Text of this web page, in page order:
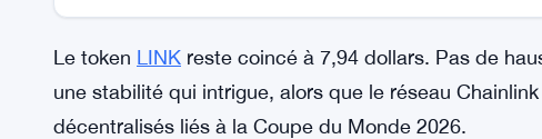
Le token LINK reste coincé à 7,94 dollars. Pas de
une stabilité qui intrigue, alors que le réseau
décentralisés liés à la Coupe du Monde 2026.